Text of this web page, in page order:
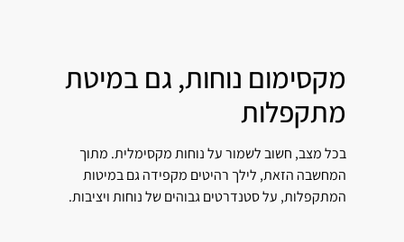
מקסימום נוחות, גם במיטת
מתקפלות
בכל מצב, חשוב לשמור על נוחות מקסימלית. מתוך
המחשבה הזאת, לילך רהיטים מקפידה גם במיטות
המתקפלות, על סטנדרטים גבוהים של נוחות ויציבות.